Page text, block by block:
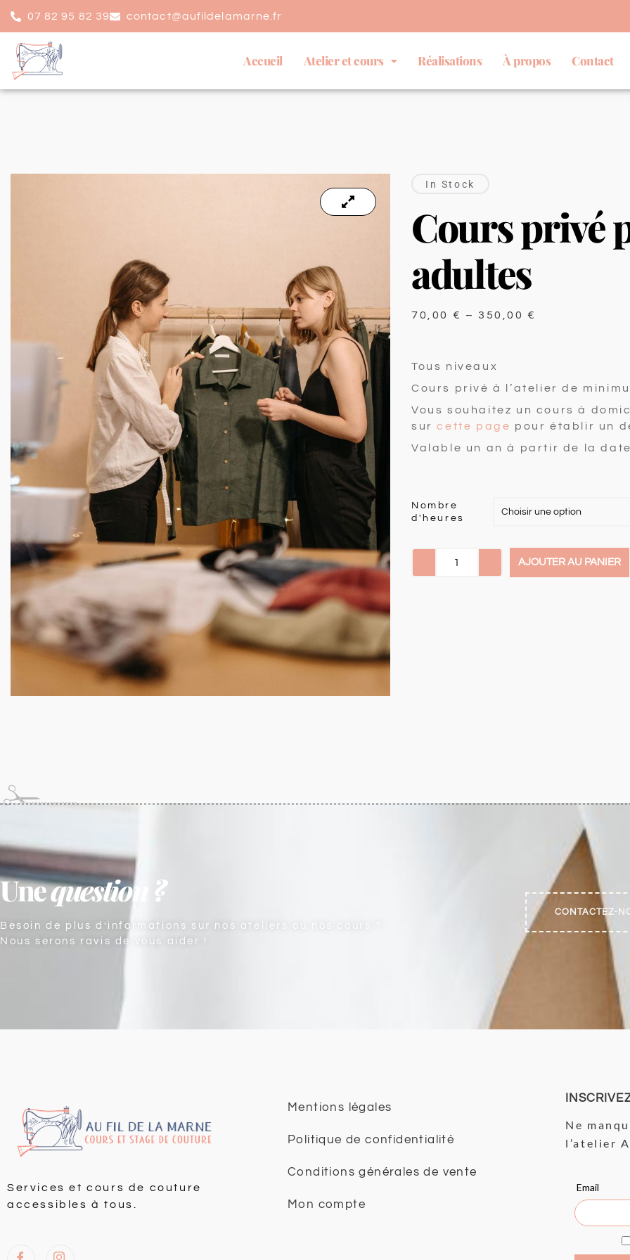
07 82 95 82 39 contact@aufildelamarne.fr
Accueil Atelier et cours Réalisations À propos Contact
In Stock
Cours privé
adultes
70,00 € –350,00€
Tous niveaux
Cours privé à l’atelier de
Vous souhaitez un cours à
surcette page pour établir un
Valable un an à partir de la
Nombre
d'heures
AJOUTER AU PANIER
Unequestion ?
Besoin de plus d’informations sur nos ateliers ou nos cours ?
Nous serons ravis de vous aider !
CONTACTEZ-
Services et cours de couture
accessibles à tous.
Mentions légales
Politique de confidentialité
Conditions générales de vente
Mon compte
Ne
l’atelier